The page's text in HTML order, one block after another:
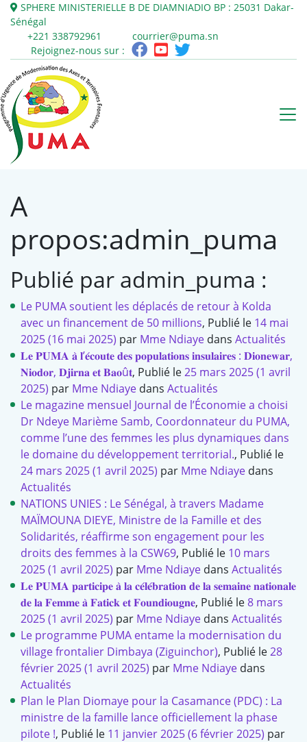
SPHERE MINISTERIELLE B DE DIAMNIADIO BP : 25031 Dakar-
Sénégal
+221 338792961
courrier@puma.sn
Rejoignez-nous sur :
A
propos:admin_puma
Publié par admin_puma :
Le PUMA soutient les déplacés de retour à Kolda
avec un financement de 50 millions, Publié le 14 mai
2025(16 mai 2025) par Mme Ndiaye dans Actualités
𝐋𝐞 𝐏𝐔𝐌𝐀 𝐚̀ 𝐥’𝐞́𝐜𝐨𝐮𝐭𝐞 𝐝𝐞𝐬 𝐩𝐨𝐩𝐮𝐥𝐚𝐭𝐢𝐨𝐧𝐬 𝐢𝐧𝐬𝐮𝐥𝐚𝐢𝐫𝐞𝐬 : 𝐃𝐢𝐨𝐧𝐞𝐰𝐚𝐫,
𝐍𝐢𝐨𝐝𝐨𝐫, 𝐃𝐣𝐢𝐫𝐧𝐚 𝐞𝐭 𝐁𝐚𝐨û𝐭, Publié le25 mars 2025(1 avril
2025) par Mme Ndiaye dans Actualités
Le magazine mensuel Journal de l’Économie a choisi
Dr Ndeye Marième Samb, Coordonnateur du PUMA,
comme l’une des femmes les plus dynamiques dans
le domaine du développement territorial., Publié le
24 mars 2025(1 avril 2025) par Mme Ndiaye dans
Actualités
NATIONS UNIES : Le Sénégal, à travers Madame
MAÏMOUNA DIEYE, Ministre de la Famille et des
Solidarités, réaffirme son engagement pour les
droits des femmes à la CSW69, Publié le 10 mars
2025(1 avril 2025) par Mme Ndiaye dans Actualités
𝐋𝐞 𝐏𝐔𝐌𝐀 𝐩𝐚𝐫𝐭𝐢𝐜𝐢𝐩𝐞 𝐚̀ 𝐥𝐚 𝐜𝐞́𝐥𝐞́𝐛𝐫𝐚𝐭𝐢𝐨𝐧 𝐝𝐞 𝐥𝐚 𝐬𝐞𝐦𝐚𝐢𝐧𝐞 𝐧𝐚𝐭𝐢𝐨𝐧𝐚𝐥𝐞
𝐝𝐞 𝐥𝐚 𝐅𝐞𝐦𝐦𝐞 𝐚̀ 𝐅𝐚𝐭𝐢𝐜𝐤 𝐞𝐭 𝐅𝐨𝐮𝐧𝐝𝐢𝐨𝐮𝐠𝐧𝐞, Publié le8 mars
2025(1 avril 2025) par Mme Ndiaye dans Actualités
Le programme PUMA entame la modernisation du
village frontalier Dimbaya (Ziguinchor), Publié le28
février 2025(1 avril 2025) par Mme Ndiaye dans
Actualités
Plan le Plan Diomaye pour la Casamance (PDC) : La
ministre de la famille lance officiellement la phase
pilote !, Publié le 11 janvier 2025(6 février 2025) par